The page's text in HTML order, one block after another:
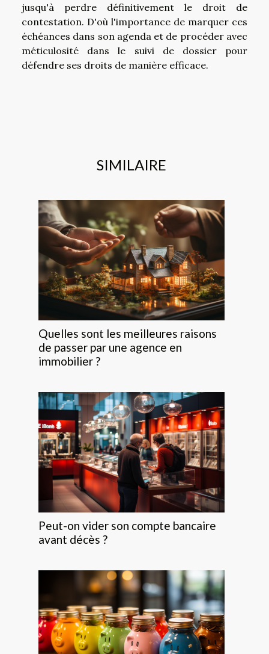
jusqu'à perdre définitivement le droit de
contestation. D'où l'importance de marquer ces
échéances dans son agenda et de procéder avec
méticulosité dans le suivi de dossier pour
défendre ses droits de manière efficace.
SIMILAIRE
Quelles sont les meilleures raisons
de passer par une agence en
immobilier ?
Peut-on vider son compte bancaire
avant décès ?